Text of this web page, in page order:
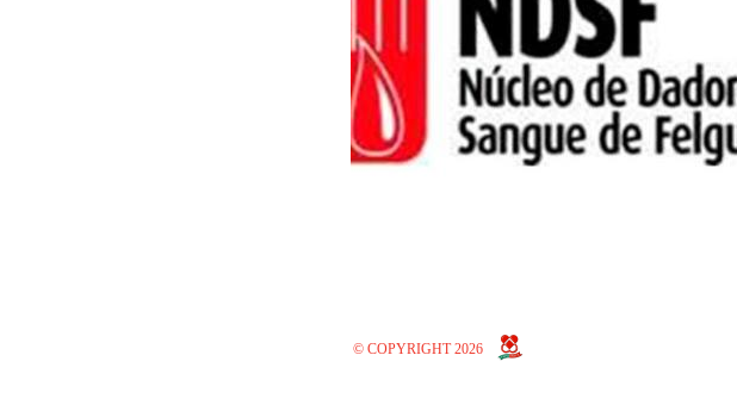
© COPYRIGHT 2026